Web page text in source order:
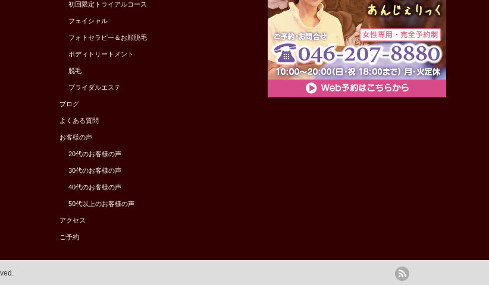
初回限定トライアルコース
フェイシャル
フォトセラピー＆お顔脱毛
ボディトリートメント
脱毛
ブライダルエステ
ブログ
よくある質問
お客様の声
20代のお客様の声
30代のお客様の声
40代のお客様の声
50代以上のお客様の声
アクセス
ご予約